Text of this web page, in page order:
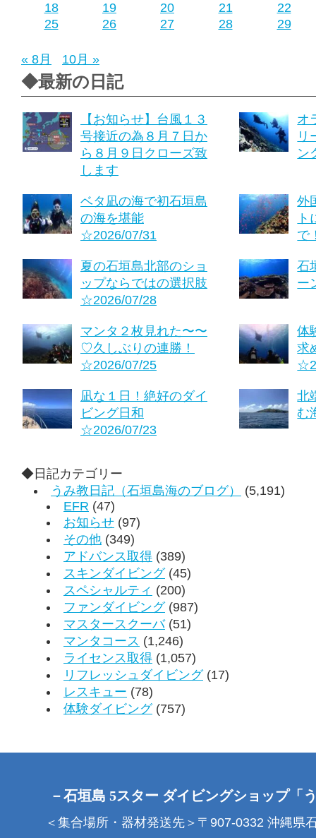
18
19 20 21
22
25
26 27 28 29
« 8月 10月 »
◆最新の日記
【お知らせ】台風１３
号接近の為８月７日か
ら８月９日クローズ致
します
オ
リ
ン
ベタ凪の海で初石垣島
の海を堪能
☆2026/07/31
外
で
夏の石垣島北部のショ
ップならではの選択肢
☆2026/07/28
石
ー
マンタ２枚見れた〜〜
♡久しぶりの連勝！
☆2026/07/25
体
求
凪な１日！絶好のダイ
ビング日和
☆2026/07/23
北
む
◆日記カテゴリー
うみ教日記（石垣島海のブログ）
(5,191)
EFR (47)
お知らせ (97)
その他 (349)
アドバンス取得 (389)
スキンダイビング(45)
スペシャルティ (200)
ファンダイビング(987)
マスタースクーバ(51)
マンタコース (1,246)
ライセンス取得 (1,057)
リフレッシュダイビング(17)
レスキュー (78)
体験ダイビング(757)
－石垣島 5スター ダイビングショップ「
＜集合場所・器材発送先＞〒907-0332 沖縄県